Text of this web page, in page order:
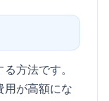
方法です。
用が高額にな